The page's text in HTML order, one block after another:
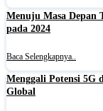
Menuju Masa Depan
pada 2024
Baca Selengkapnya..
Menggali Potensi 5G
Global